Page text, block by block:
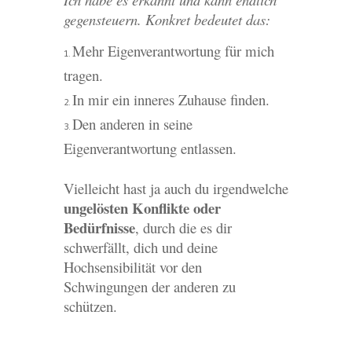
gegensteuern. Konkret bedeutet das:
Mehr Eigenverantwortung für mich
tragen.
In mir ein inneres Zuhause finden.
Den anderen in seine
Eigenverantwortung entlassen.
Vielleicht hast ja auch du irgendwelche
ungelösten Konflikte oder
Bedürfnisse, durch die es dir
schwerfällt, dich und deine
Hochsensibilität vor den
Schwingungen der anderen zu
schützen.